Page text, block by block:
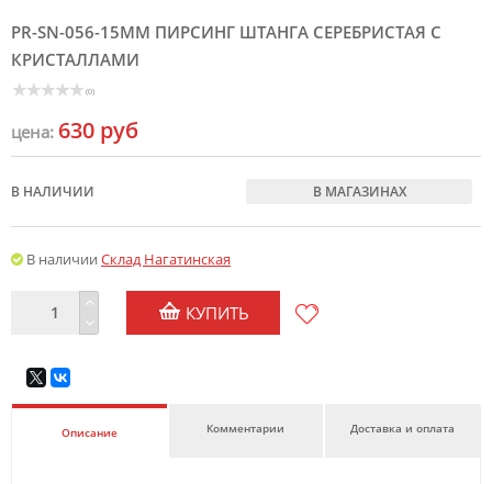
PR-SN-056-15MM ПИРСИНГ ШТАНГА СЕРЕБРИСТАЯ С
КРИСТАЛЛАМИ
(0)
цена: 630 руб
В НАЛИЧИИ В МАГАЗИНАХ
В наличии Склад Нагатинская
КУПИТЬ
Описание Комментарии Доставка и оплата